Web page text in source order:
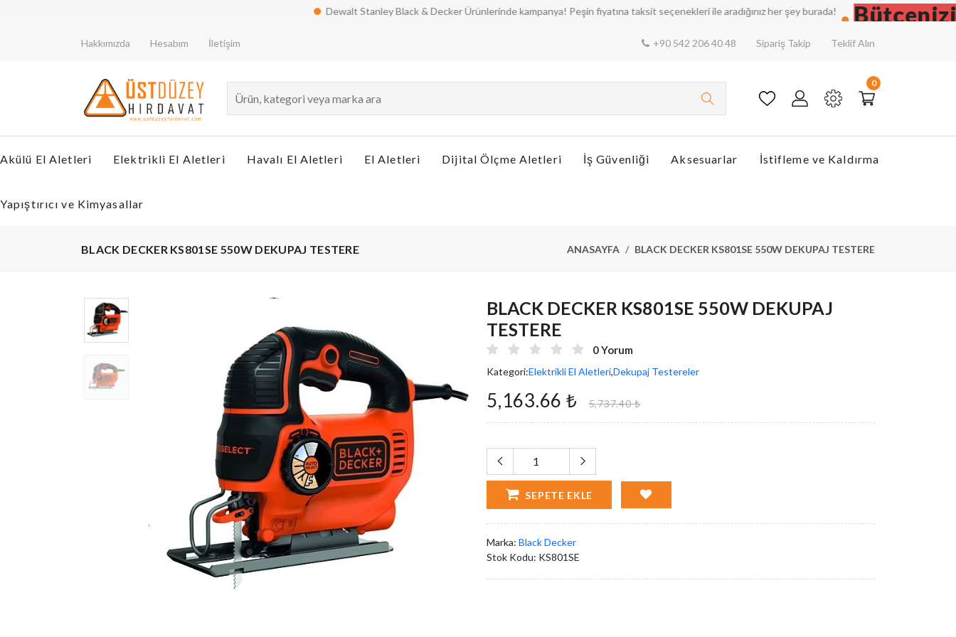
Dewalt Stanley Black & Decker Ürünlerinde kampanya! Peşin fiyatına taksit seçenekleri ile aradığınız her şey burada! Bütçenizi
Hakkımızda Hesabım İletişim +90 542 206 40 48 Sipariş Takip Teklif Alın
0
Akülü El Aletleri Elektrikli El Aletleri Havalı El Aletleri El Aletleri Dijital Ölçme Aletleri İş Güvenliği Aksesuarlar İstifleme ve Kaldırma
Yapıştırıcı ve Kimyasallar
BLACK DECKER KS801SE 550W DEKUPAJ TESTERE ANASAYFA BLACK DECKER KS801SE 550W DEKUPAJ TESTERE
BLACK DECKER KS801SE 550W DEKUPAJ
TESTERE
0 Yorum
Kategori:Elektrikli El Aletleri,Dekupaj Testereler
5,163.66 ₺ 5,737.40 ₺
SEPETE EKLE
Marka: Black Decker
Stok Kodu: KS801SE